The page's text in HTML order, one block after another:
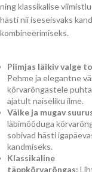
ning klassikalise
hästi nii iseseisvaks
kombineerimiseks.
Piimjas läikiv valge
Pehme ja elegantne
kõrvarõngastele
ajatult naiseliku ilme.
Väike ja mugav
läbimõõduga
sobivad hästi
kandmiseks.
Klassikaline
täppkõrvarõngas: